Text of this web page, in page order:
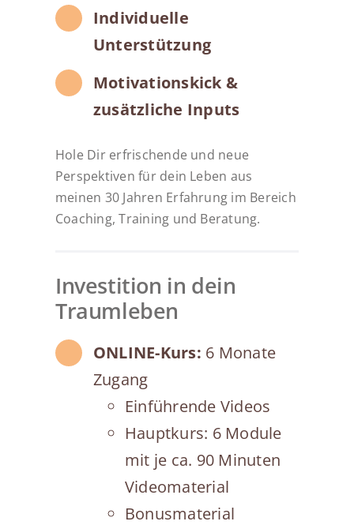
Individuelle
Unterstützung
Motivationskick &
zusätzliche Inputs
Hole Dir erfrischende und neue
Perspektiven für dein Leben aus
meinen 30 Jahren Erfahrung im Bereich
Coaching, Training und Beratung.
Investition in dein
Traumleben
ONLINE-Kurs: 6 Monate
Zugang
Einführende Videos
Hauptkurs: 6 Module
mit je ca. 90 Minuten
Videomaterial
Bonusmaterial